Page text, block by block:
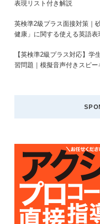
表現リスト付き解説
英検準2級プラス面接対策｜
健康」に関する使える英語表
【英検準2級プラス対応】
習問題｜模擬音声付きスピー